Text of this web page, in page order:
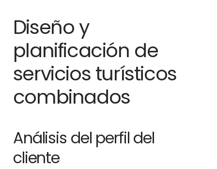
Diseño y
planificación de
servicios turísticos
combinados
Análisis del perfil del
cliente